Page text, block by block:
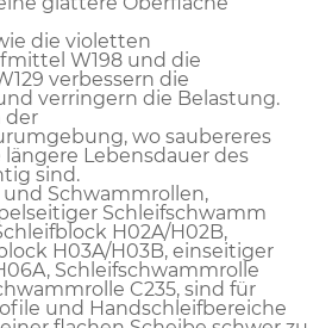
die violetten
W198 und die
verbessern die
verringern die Belastung.
der
wo saubereres
Lebensdauer des
sind.
Schwammrollen,
Schleifschwamm
H02A/H02B,
H03A/H03B, einseitiger
Schleifschwammrolle
C235, sind für
und Handschleifbereiche